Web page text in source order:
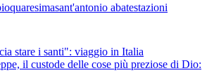
quaresimasant'antonio abatestazioni
stare i santi": viaggio in Italia
il custode delle cose più preziose di Dio: